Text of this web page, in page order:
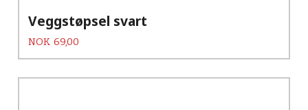
Veggstøpsel svart
Pris
NOK 69,00